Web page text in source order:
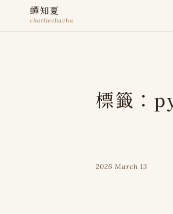
蟬知夏
charliechacha
標籤：
2026 March 13